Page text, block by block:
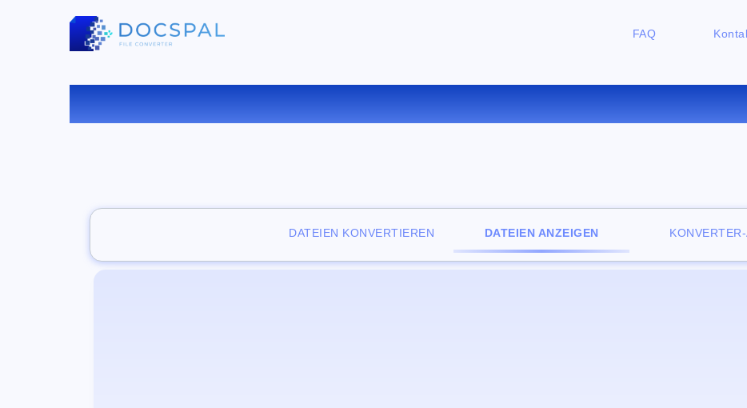
FAQ
KOSTENLOSER ONLINE-
DATEIEN KONVERTIEREN DATEIEN ANZEIGEN